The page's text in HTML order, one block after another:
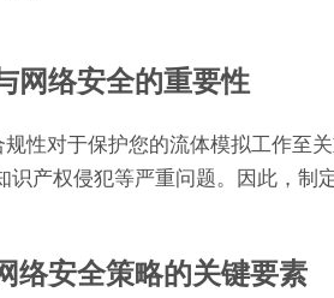
网络安全的重要性
性对于保护您的流体模拟工作至
产权侵犯等严重问题。因此，制
络安全策略的关键要素